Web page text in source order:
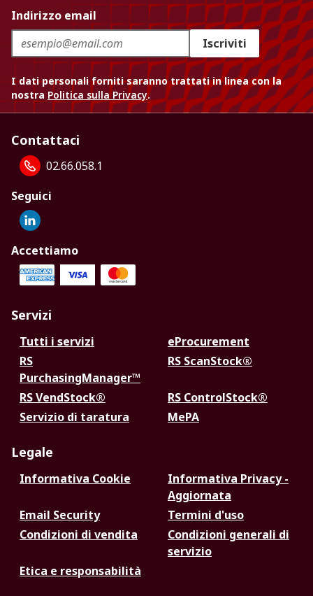
Indirizzo email
Iscriviti
I dati personali forniti saranno trattati in linea con la
nostra Politica sulla Privacy.
Contattaci
02.66.058.1
Seguici
Accettiamo
Servizi
Tutti i servizi
eProcurement
RS
PurchasingManager™
RS ScanStock®
RS VendStock®
RS ControlStock®
Servizio di taratura
MePA
Legale
Informativa Cookie
Informativa Privacy -
Aggiornata
Email Security
Termini d'uso
Condizioni di vendita
Condizioni generali di
servizio
Etica e responsabilità